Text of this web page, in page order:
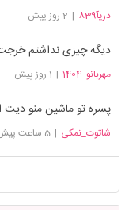
دریآ839 | 2 روز پیش
دیگه چیزی نداشتم
مهربانو_1404 | 1 روز پیش
پسره تو ماشین منو دیت
شاتوت_نمکی | 5 ساعت پیش